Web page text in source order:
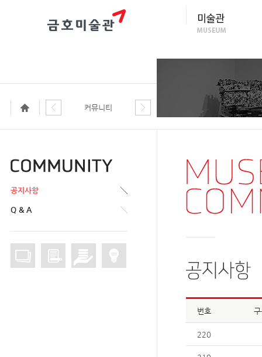
커뮤니티
공지사항
Q & A
번호
220